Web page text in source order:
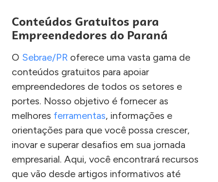
Conteúdos Gratuitos para
Empreendedores do Paraná
O Sebrae/PR oferece uma vasta gama de
conteúdos gratuitos para apoiar
empreendedores de todos os setores e
portes. Nosso objetivo é fornecer as
melhores ferramentas, informações e
orientações para que você possa crescer,
inovar e superar desafios em sua jornada
empresarial. Aqui, você encontrará recursos
que vão desde artigos informativos até